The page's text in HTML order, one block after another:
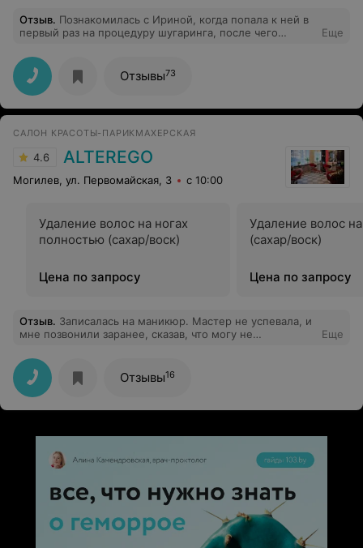
Отзыв. Познакомилась с Ириной, когда попала к ней в
первый раз на процедуру шугаринга, после чего
обращалась неоднократно. Сегодня решила доверить
ей своё лицо и не пожалела. Ирина - это самый
педантичный, заботливый и внимательный косметолог
в нашем городе!!! Ирина - профессионал своего дела!!!
Рекомендую
Еще
Отзывы73
САЛОН КРАСОТЫ-ПАРИКМАХЕРСКАЯ
4.6 ALTEREGO
Могилев, ул. Первомайская, 3 с 10:00
Удаление волос на ногах
полностью (сахар/воск)
Цена по запросу
Удаление волос
(сахар/воск)
Цена по запросу
Отзыв. Записалась на маникюр. Мастер не успевала, и
мне позвонили заранее, сказав, что могу не
подождать дома. Обещали позвонить за 10 минут до
того, как мастер будет освобождаться. Через час
пыталась дозвониться - меня проигнорировали. Через
некоторое время мне позвонили, заявили, что у них
там маникюр сложный, спросили: "Готова ли я ждать?".
какой бы мне маникюр сделали, если салон должен
был бы скоро закрываться (пол часа до закрытия с
учетом того, что мастер еще не доделала предыдущий
работы, и перенести на другой день? Нет, я сидела и
ждала, пока до меня снизойдут и позовут на маникюр.
Еще
Отзывы16